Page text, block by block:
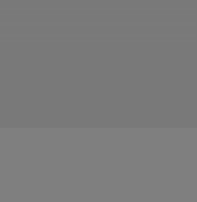
- są to roślinne alternatywy, które